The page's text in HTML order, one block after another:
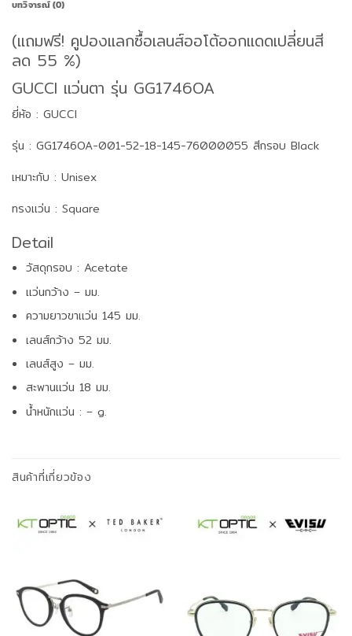
บทวิจารณ์ (0)
(แถมฟรี! คูปองแลกซื้อเลนส์ออโต้ออกแดดเปลี่ยนสี
ลด 55 %)
GUCCI แว่นตา รุ่น GG1746OA
ยี่ห้อ : GUCCI
รุ่น : GG1746OA-001-52-18-145-76000055 สีกรอบ Black
เหมาะกับ : Unisex
ทรงแว่น : Square
Detail
วัสดุกรอบ : Acetate
แว่นกว้าง – มม.
ความยาวขาแว่น 145 มม.
เลนส์กว้าง 52 มม.
เลนส์สูง – มม.
สะพานแว่น 18 มม.
น้ำหนักแว่น : – g.
สินค้าที่เกี่ยวข้อง